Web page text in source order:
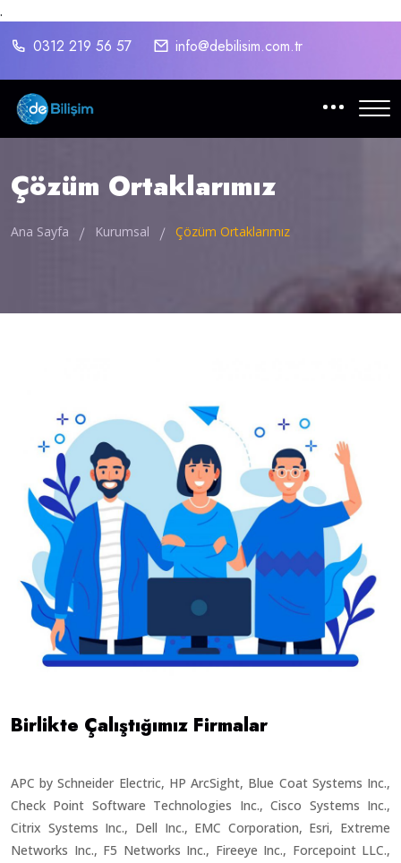
.
0312 219 56 57 info@debilisim.com.tr
Çözüm Ortaklarımız
Ana Sayfa Kurumsal Çözüm Ortaklarımız
Birlikte Çalıştığımız Firmalar
APC by Schneider Electric, HP ArcSight, Blue Coat Systems Inc.,
Check Point Software Technologies Inc., Cisco Systems Inc.,
Citrix Systems Inc., Dell Inc., EMC Corporation, Esri, Extreme
Networks Inc., F5 Networks Inc., Fireeye Inc., Forcepoint LLC.,